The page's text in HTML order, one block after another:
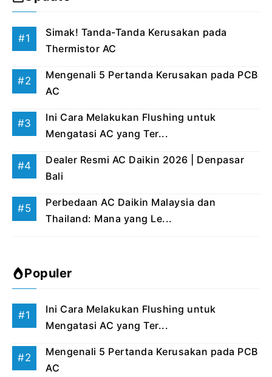
Simak! Tanda-Tanda Kerusakan pada
Thermistor AC
Mengenali 5 Pertanda Kerusakan pada PCB
AC
Ini Cara Melakukan Flushing untuk
Mengatasi AC yang Ter...
Dealer Resmi AC Daikin 2026 | Denpasar
Bali
Perbedaan AC Daikin Malaysia dan
Thailand: Mana yang Le...
Populer
Ini Cara Melakukan Flushing untuk
Mengatasi AC yang Ter...
Mengenali 5 Pertanda Kerusakan pada PCB
AC